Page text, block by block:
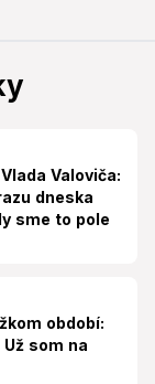
Valoviča:
dneska
sme to pole
období:
Už som na